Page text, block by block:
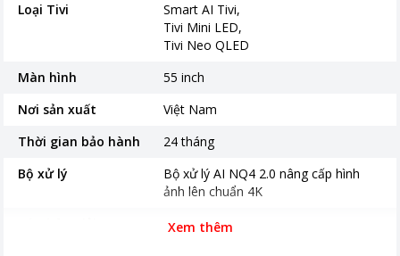
Loại Tivi
Smart AI Tivi
Tivi Mini LED
Tivi Neo QLED
Màn hình
55 inch
Nơi sản xuất
Việt Nam
Thời gian bảo hành
24 tháng
Bộ xử lý
Bộ xử lý AI NQ4 2.0 nâng cấp hình
ảnh lên chuẩn 4K
4K
Xem thêm